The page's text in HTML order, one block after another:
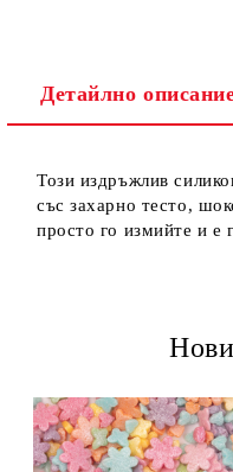
Детайлно
Този издръжлив
със захарно тесто,
просто го измийте и е